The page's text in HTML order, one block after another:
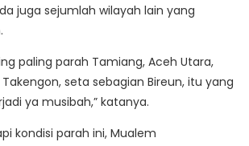
juga sejumlah wilayah lain yang
paling parah Tamiang, Aceh Utara,
seta sebagian Bireun, itu yang
ya musibah,” katanya.
kondisi parah ini, Mualem